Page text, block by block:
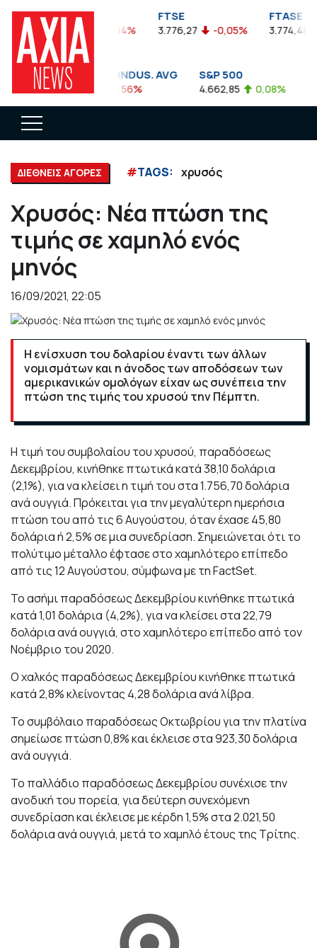
FTSEA
899,47 -0,04%
FTSE
3.776,27 -0,05%
FTASE
3.774,48
DOW JONES INDUS. AVG
35.911,81 -0,56%
S&P 500
4.662,85 0,08%
ΔΙΕΘΝΕΙΣ ΑΓΟΡΕΣ #TAGS: χρυσός
Χρυσός: Νέα πτώση της
τιμής σε χαμηλό ενός
μηνός
16/09/2021, 22:05
Η ενίσχυση του δολαρίου έναντι των άλλων
νομισμάτων και η άνοδος των αποδόσεων των
αμερικανικών ομολόγων είχαν ως συνέπεια την
πτώση της τιμής του χρυσού την Πέμπτη.
Η τιμή του συμβολαίου του χρυσού, παραδόσεως
Δεκεμβρίου, κινήθηκε πτωτικά κατά 38,10 δολάρια
(2,1%), για να κλείσει η τιμή του στα 1.756,70 δολάρια
ανά ουγγιά. Πρόκειται για την μεγαλύτερη ημερήσια
πτώση του από τις 6 Αυγούστου, όταν έχασε 45,80
δολάρια ή 2,5% σε μια συνεδρίαση. Σημειώνεται ότι το
πολύτιμο μέταλλο έφτασε στο χαμηλότερο επίπεδο
από τις 12 Αυγούστου, σύμφωνα με τη FactSet.
Το ασήμι παραδόσεως Δεκεμβρίου κινήθηκε πτωτικά
κατά 1,01 δολάρια (4,2%), για να κλείσει στα 22,79
δολάρια ανά ουγγιά, στο χαμηλότερο επίπεδο από τον
Νοέμβριο του 2020.
Ο χαλκός παραδόσεως Δεκεμβρίου κινήθηκε πτωτικά
κατά 2,8% κλείνοντας 4,28 δολάρια ανά λίβρα.
Το συμβόλαιο παραδόσεως Οκτωβρίου για την πλατίνα
σημείωσε πτώση 0,8% και έκλεισε στα 923,30 δολάρια
ανά ουγγιά.
Το παλλάδιο παραδόσεως Δεκεμβρίου συνέχισε την
ανοδική του πορεία, για δεύτερη συνεχόμενη
συνεδρίαση και έκλεισε με κέρδη 1,5% στα 2.021,50
δολάρια ανά ουγγιά, μετά το χαμηλό έτους της Τρίτης.